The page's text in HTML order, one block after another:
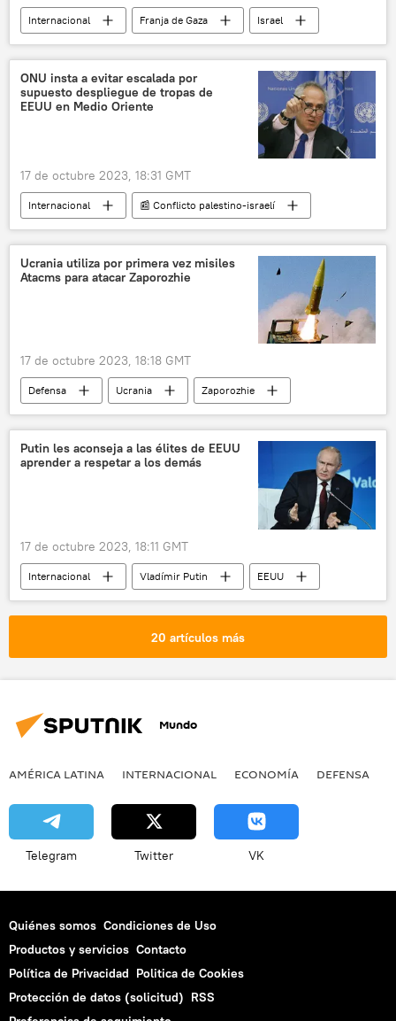
Internacional Franja de Gaza
Israel
🌍 Oriente Medio
📰 Conflicto palestino-israelí
🛡️ Zonas de conflicto
ONU insta a evitar escalada por
supuesto despliegue de tropas de
EEUU en Medio Oriente
17 de octubre 2023, 18:31 GMT
Internacional
📰 Conflicto palestino-israelí
🛡️ Zonas de conflicto
EEUU
ONU
Israel
seguridad
Stéphane Dujarric
🌍 Oriente Medio
Ucrania utiliza por primera vez misiles
Atacms para atacar Zaporozhie
17 de octubre 2023, 18:18 GMT
Defensa Ucrania
Zaporozhie
Rusia
🛡️ Zonas de conflicto
📰 Operación rusa de desmilitarización y desnazificación de Ucrania
🌍 Europa
municiones en racimo
Putin les aconseja a las élites de EEUU
aprender a respetar a los demás
17 de octubre 2023, 18:11 GMT
Internacional Vladímir Putin
EEUU
Joe Biden
política
20 artículos más
Mundo
AMÉRICA LATINA INTERNACIONAL ECONOMÍA DEFENSA
Telegram Twitter VK
Quiénes somos Condiciones de Uso
Productos y servicios Contacto
Política de Privacidad Politica de Cookies
Protección de datos (solicitud) RSS